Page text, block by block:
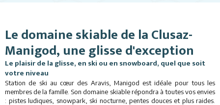
Activités
Restaurants
Services
Le domaine skiable de la Clusaz-
Manigod, une glisse d'exception
Le plaisir de la glisse, en ski ou en snowboard, quel que soit
votre niveau
Station de ski au cœur des Aravis, Manigod est idéale pour tous les
membres de la famille. Son domaine skiable répondra à toutes vos envies
: pistes ludiques, snowpark, ski nocturne, pentes douces et plus raides.